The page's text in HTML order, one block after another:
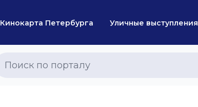
Кинокарта Петербурга Уличные выступления